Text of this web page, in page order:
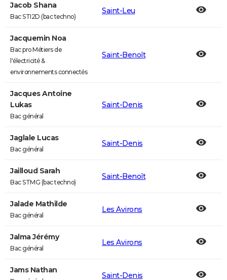
Jacob Shana
Bac STI2D (bac techno)
Saint-Leu
Jacquemin Noa
Bac pro Métiers de
l'électricité &
environnements connectés
Saint-Benoît
Jacques Antoine
Lukas
Bac général
Saint-Denis
Jaglale Lucas
Bac général
Saint-Denis
Jailloud Sarah
Bac STMG (bac techno)
Saint-Benoît
Jalade Mathilde
Bac général
Les Avirons
Jalma Jérémy
Bac général
Les Avirons
Jams Nathan
Saint-Denis